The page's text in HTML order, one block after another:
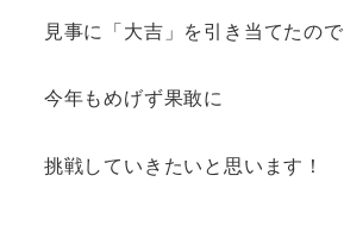
見事に「大吉」を引き当てたので
今年もめげず果敢に
挑戦していきたいと思います！